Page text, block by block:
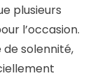
plusieurs
l’occasion.
solennité,